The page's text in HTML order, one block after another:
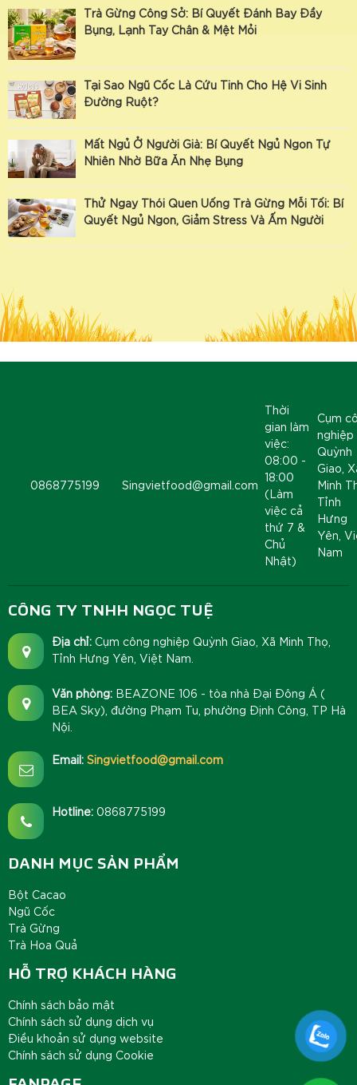
Trà Gừng Công Sở: Bí Quyết Đánh Bay Đầy
Bụng, Lạnh Tay Chân & Mệt Mỏi
Tại Sao Ngũ Cốc Là Cứu Tinh Cho Hệ Vi Sinh
Đường Ruột?
Mất Ngủ Ở Người Già: Bí Quyết Ngủ Ngon Tự
Nhiên Nhờ Bữa Ăn Nhẹ Bụng
Thử Ngay Thói Quen Uống Trà Gừng Mỗi Tối: Bí
Quyết Ngủ Ngon, Giảm Stress Và Ấm Người
0868775199 Singvietfood@gmail.com
Thời
gian làm
việc:
08:00 -
18:00
(Làm
việc cả
thứ 7 &
Chủ
Nhật)
Cụm
nghiệp
Quỳnh
Giao,
Minh
Tỉnh
Hưng
Yên,
Nam
CÔNG TY TNHH NGỌC TUỆ
Địa chỉ: Cụm công nghiệp Quỳnh Giao, Xã Minh Thọ,
Tỉnh Hưng Yên, Việt Nam.
Văn phòng: BEAZONE 106 - tòa nhà Đại Đông Á (
BEA Sky), đường Phạm Tu, phường Định Công, TP Hà
Nội.
Email: Singvietfood@gmail.com
Hotline: 0868775199
DANH MỤC SẢN PHẨM
Bột Cacao
Ngũ Cốc
Trà Gừng
Trà Hoa Quả
HỖ TRỢ KHÁCH HÀNG
Chính sách bảo mật
Chính sách sử dụng dịch vụ
Điều khoản sử dụng website
Chính sách sử dụng Cookie